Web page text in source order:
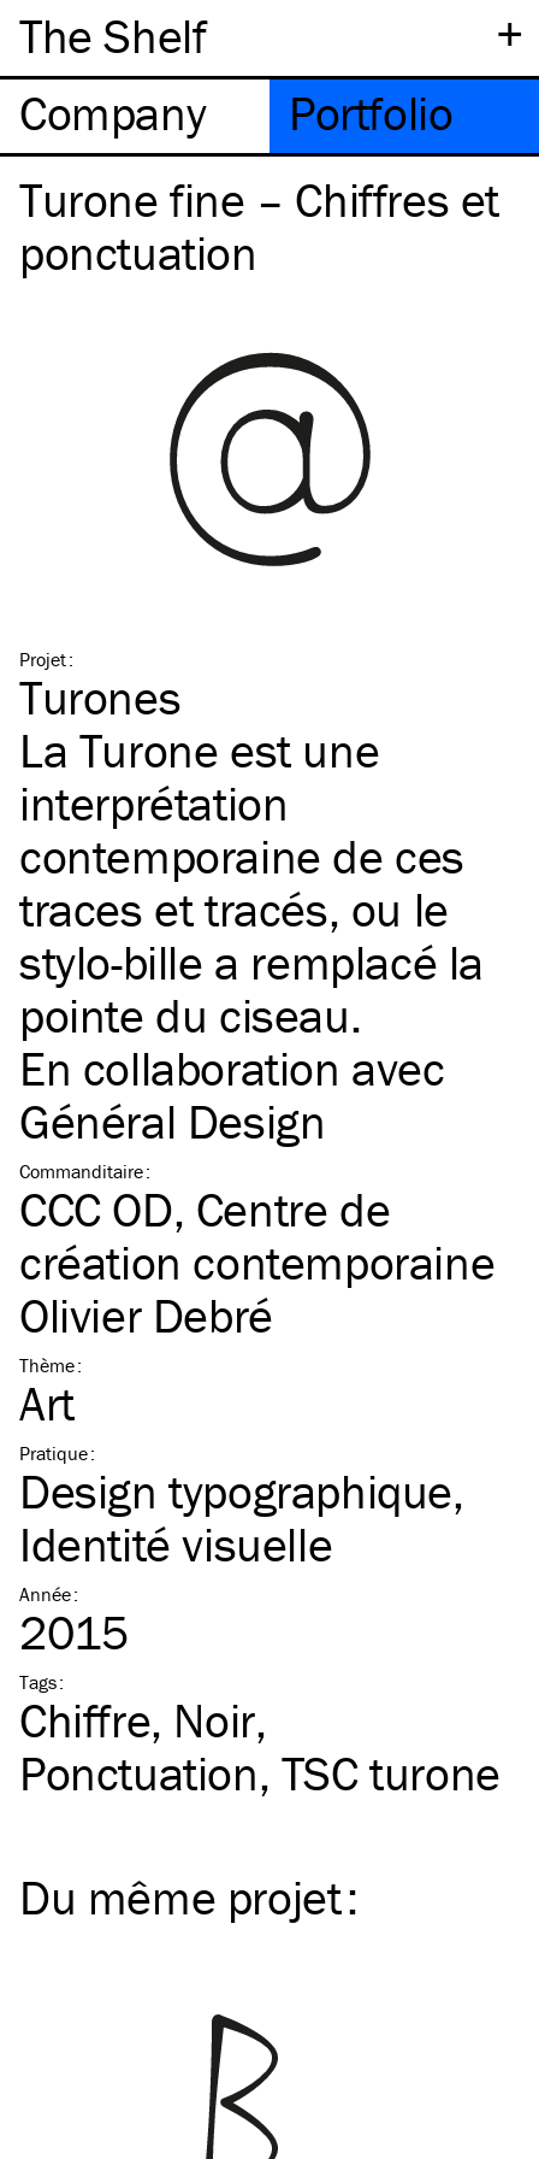
+
The Shelf
Company
Portfolio
Turone fine – Chiffres et
ponctuation
Projet:
Turones
La Turone est une
interprétation
contemporaine de ces
traces et tracés, ou le
stylo-bille a remplacé la
pointe du ciseau.
En collaboration avec
Général Design
Commanditaire:
CCC OD, Centre de
création contemporaine
Olivier Debré
Thème:
Art
Pratique:
Design typographique
Identité visuelle
Année:
2015
Tags:
Chiffre Noir
Ponctuation TSCturone
Du même projet: